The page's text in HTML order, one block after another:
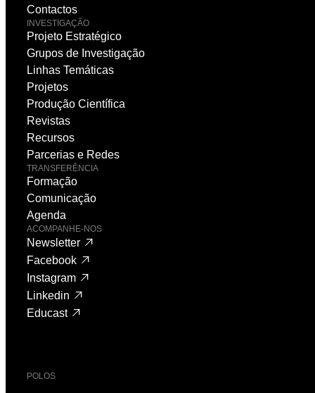
Contactos
INVESTIGAÇÃO
Projeto Estratégico
Grupos de Investigação
Linhas Temáticas
Projetos
Produção Científica
Revistas
Recursos
Parcerias e Redes
TRANSFERÊNCIA
Formação
Comunicação
Agenda
ACOMPANHE-NOS
Newsletter
Facebook
Instagram
Linkedin
Educast
POLOS